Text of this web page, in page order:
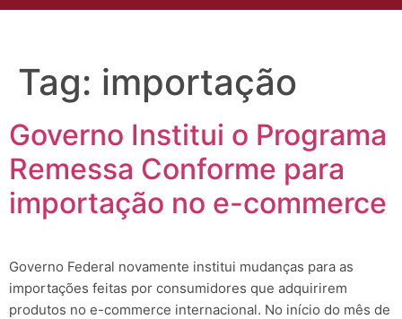
Tag: importação
Governo Institui o Programa
Remessa Conforme para
importação no e-commerce
Governo Federal novamente institui mudanças para as
importações feitas por consumidores que adquirirem
produtos no e-commerce internacional. No início do mês de